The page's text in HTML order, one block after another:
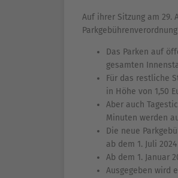
Auf ihrer Sitzung am 29.
Das Parken auf
gesamten
Für das restliche
in Höhe von 1,50
Aber auch
Minuten werden
Die neue
ab dem 1. Juli
Ab dem 1. Januar
Ausgegeben wird